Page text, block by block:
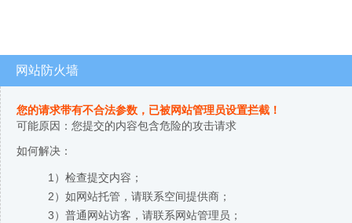
网站防火墙
您的请求带有不合法参数，已被网站管理员设置拦截！
可能原因：您提交的内容包含危险的攻击请求
如何解决：
1）检查提交内容；
2）如网站托管，请联系空间提供商；
3）普通网站访客，请联系网站管理员；